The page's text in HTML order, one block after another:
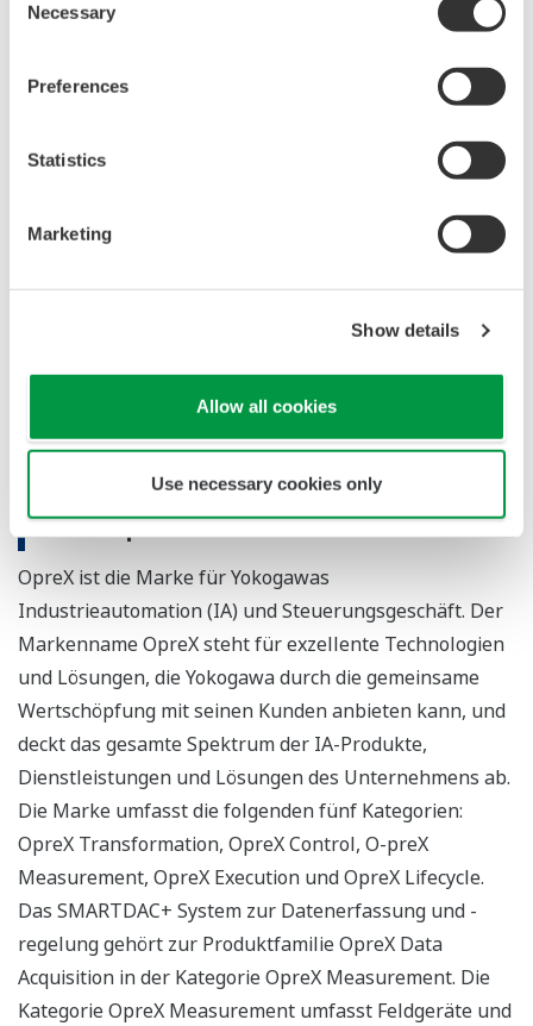
Selection
Necessary
Preferences
Statistics
Marketing
Show details
Allow all cookies
Use necessary cookies only
www.yokogawa.com/ns/smartdacplus-ai
products
Über SMARTDAC+
-steuerung, wobei das SMARTDAC+ System diverse IO-
schalttafelmontierten papierlosen Recordern der GX
Serie, den tragbaren papierlosen Recordern der GP
der Datenerfassungssoftware GA10 bietet SMARTDAC+
Über OpreX
OpreX ist die Marke für Yokogawas
Industrieautomation (IA) und Steuerungsgeschäft. Der
Markenname OpreX steht für exzellente Technologien
und Lösungen, die Yokogawa durch die gemeinsame
Wertschöpfung mit seinen Kunden anbieten kann, und
deckt das gesamte Spektrum der IA-Produkte,
Dienstleistungen und Lösungen des Unternehmens ab.
Die Marke umfasst die folgenden fünf Kategorien:
OpreX Transformation, OpreX Control, O-preX
Measurement, OpreX Execution und OpreX Lifecycle.
Das SMARTDAC+ System zur Datenerfassung und -
regelung gehört zur Produktfamilie OpreX Data
Acquisition in der Kategorie OpreX Measurement. Die
Kategorie OpreX Measurement umfasst Feldgeräte und